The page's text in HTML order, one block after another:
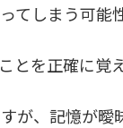
しまう可能
とを正確に覚
、記憶が曖